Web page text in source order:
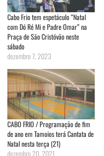
Cabo Frio tem espetáculo “Natal
com Dó Ré Mi e Padre Omar” na
Praça de São Cristóvão neste
sábado
dezembro 7, 2023
CABO FRIO / Programação de fim
de ano em Tamoios terá Cantata de
Natal nesta terça (21)
dezembro 20, 2021